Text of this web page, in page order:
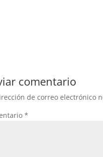
comentario
de correo electrónico
*